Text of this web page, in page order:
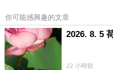
蝶路去的園前有萬州上
有」區聲1常秋， 的拔
親。他1可吳城白黃 「
以楊，的的學州正葉急
你可能感興趣的文章
2026. 8. 5
22 小時前